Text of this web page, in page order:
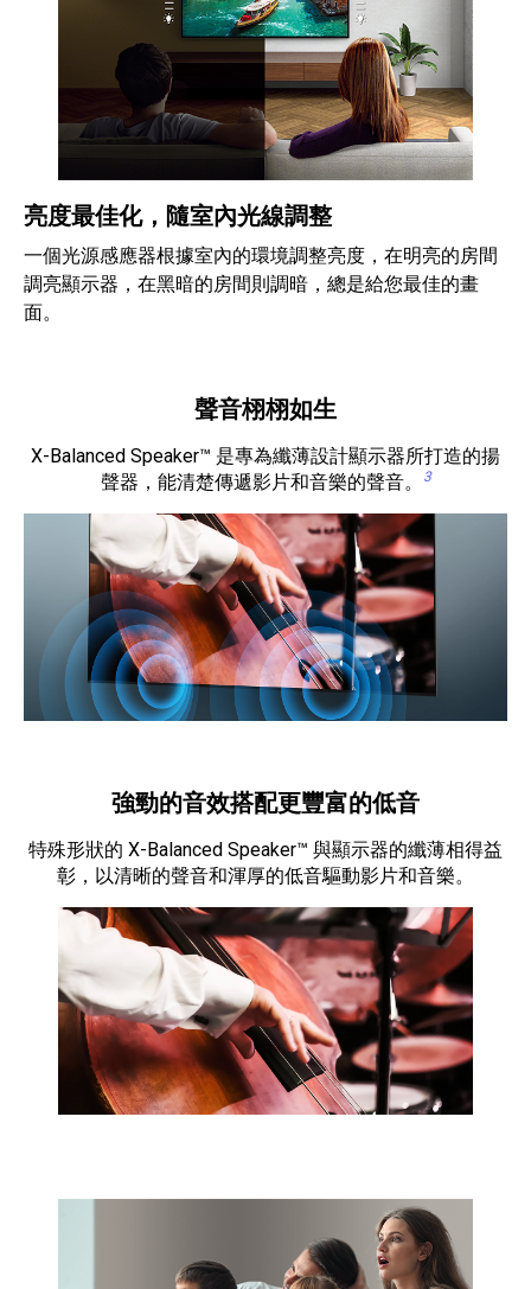
亮度最佳化，隨室內光線調整
一個光源感應器根據室內的環境調整亮度，在明亮的房間
調亮顯示器，在黑暗的房間則調暗，總是給您最佳的畫
面。
聲音栩栩如生
X-Balanced Speaker™ 是專為纖薄設計顯示器所打造的揚
聲器，能清楚傳遞影片和音樂的聲音。
3
強勁的音效搭配更豐富的低音
特殊形狀的 X-Balanced Speaker™ 與顯示器的纖薄相得益
彰，以清晰的聲音和渾厚的低音驅動影片和音樂。